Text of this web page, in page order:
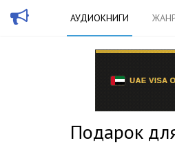
АУДИОКНИГИ
Подарок